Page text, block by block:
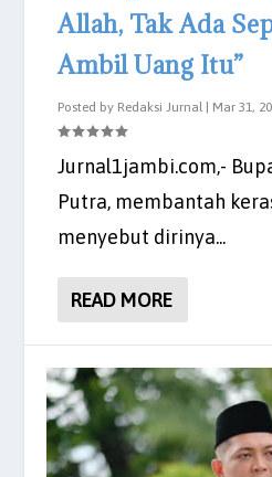
Allah, Tak Ada
Ambil Uang Itu”
Posted by Redaksi Jurnal | Mar 31,
Jurnal1jambi.com,-
Putra, membantah
menyebut dirinya...
READ MORE